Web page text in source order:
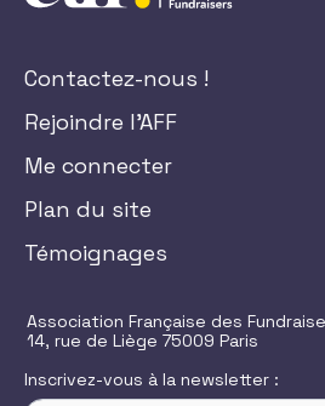
Contactez-nous !
Rejoindre l'AFF
Me connecter
Plan du site
Témoignages
Association Française des
14, rue de Liège 75009 Paris
Inscrivez-vous à la newsletter :